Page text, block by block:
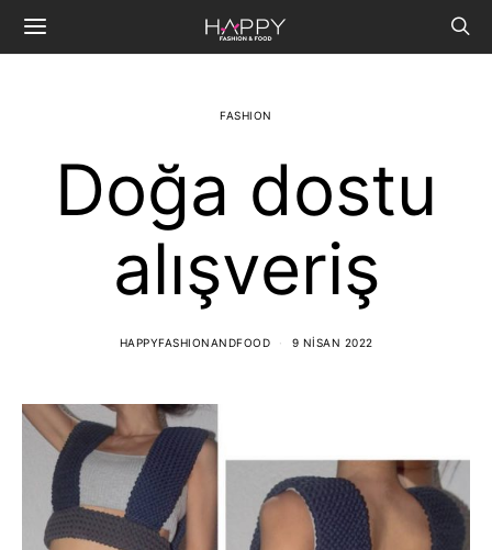
FASHION
Doğa dostu
alışveriş
HAPPYFASHIONANDFOOD 9 NISAN 2022